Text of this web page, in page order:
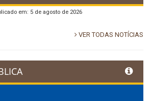
em: 5 de agosto de 2026
VER TODAS NOTÍCIAS